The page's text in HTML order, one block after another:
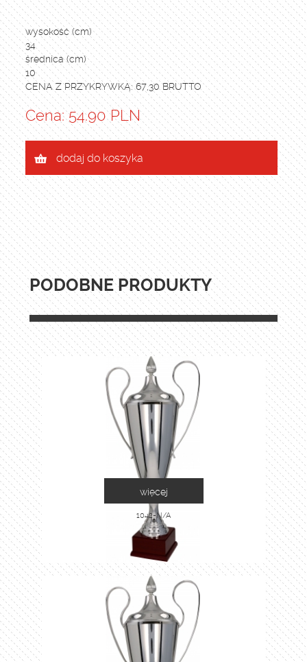
wysokość (cm)
34
średnica (cm)
10
CENA Z PRZYKRYWKĄ: 67,30 BRUTTO
Cena: 54.90 PLN
dodaj do koszyka
PODOBNE PRODUKTY
1042-N/A
więcej